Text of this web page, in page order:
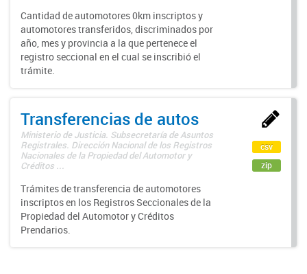
Cantidad de automotores 0km inscriptos y
automotores transferidos, discriminados por
año, mes y provincia a la que pertenece el
registro seccional en el cual se inscribió el
trámite.
Transferencias de autos
Ministerio de Justicia. Subsecretaría de Asuntos
Registrales. Dirección Nacional de los Registros
Nacionales de la Propiedad del Automotor y
Créditos ...
Trámites de transferencia de automotores
inscriptos en los Registros Seccionales de la
Propiedad del Automotor y Créditos
Prendarios.
csv
zip